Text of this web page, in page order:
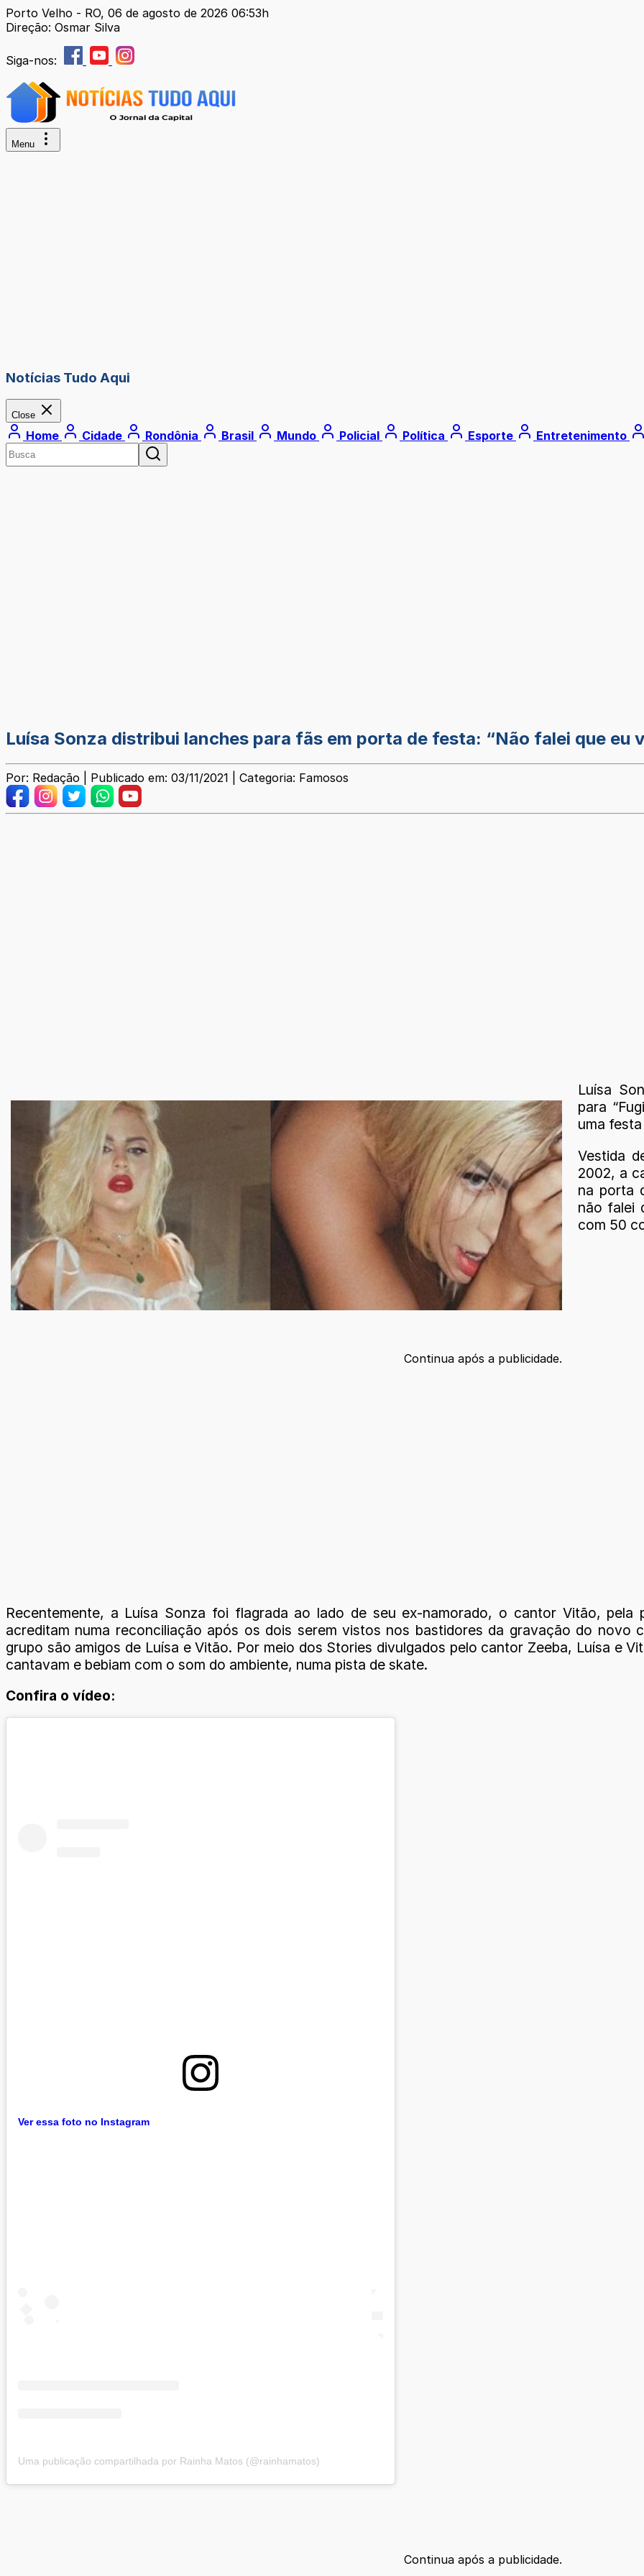
Porto Velho - RO, 06 de agosto de 2026 06:53h
Direção: Osmar Silva
Siga-nos:
Menu
Notícias Tudo Aqui
Close
Home Cidade Rondônia Brasil Mundo Policial Política Esporte Entretenimento
Luísa Sonza distribui lanches para fãs em porta de festa: “Não falei que eu
Por: Redação | Publicado em: 03/11/2021 | Categoria: Famosos
Luísa
para
uma
Vestida
2002, a
na porta
não falei
com 50
Continua após a publicidade.
Recentemente, a Luísa Sonza foi flagrada ao lado de seu ex-namorado, o cantor Vitão,
acreditam numa reconciliação após os dois serem vistos nos bastidores da gravação do novo
grupo são amigos de Luísa e Vitão. Por meio dos Stories divulgados pelo cantor Zeeba, Luísa e
cantavam e bebiam com o som do ambiente, numa pista de skate.
Confira o vídeo:
Ver essa foto no Instagram
Uma publicação compartilhada por Rainha Matos (@rainhamatos)
Continua após a publicidade.